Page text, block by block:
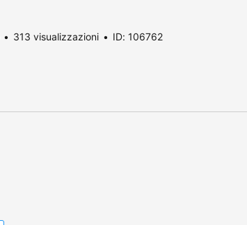
313 visualizzazioni ID: 106762